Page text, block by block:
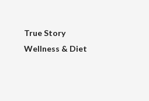
True Story
Wellness & Diet